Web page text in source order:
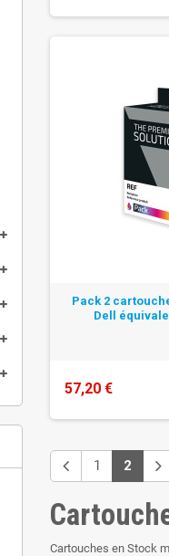
Pack 2
Dell
57,20 €
1 2
Cartouches en Stock